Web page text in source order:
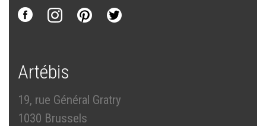
Artébis
19, rue Général Gratry
1030 Brussels